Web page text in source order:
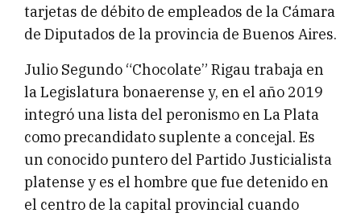
tarjetas de débito de empleados de la Cámara
de Diputados de la provincia de Buenos Aires.
Julio Segundo “Chocolate” Rigau trabaja en
la Legislatura bonaerense y, en el año 2019
integró una lista del peronismo en La Plata
como precandidato suplente a concejal. Es
un conocido puntero del Partido Justicialista
platense y es el hombre que fue detenido en
el centro de la capital provincial cuando